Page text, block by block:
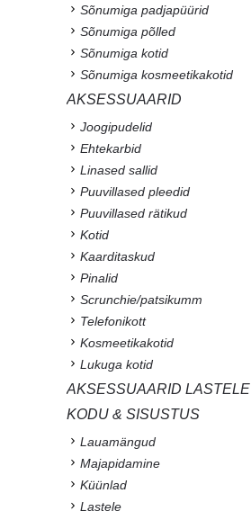
Sõnumiga padjapüürid
Sõnumiga põlled
Sõnumiga kotid
Sõnumiga kosmeetikakotid
AKSESSUAARID
Joogipudelid
Ehtekarbid
Linased sallid
Puuvillased pleedid
Puuvillased rätikud
Kotid
Kaarditaskud
Pinalid
Scrunchie/patsikumm
Telefonikott
Kosmeetikakotid
Lukuga kotid
AKSESSUAARID LASTELE
KODU & SISUSTUS
Lauamängud
Majapidamine
Küünlad
Lastele